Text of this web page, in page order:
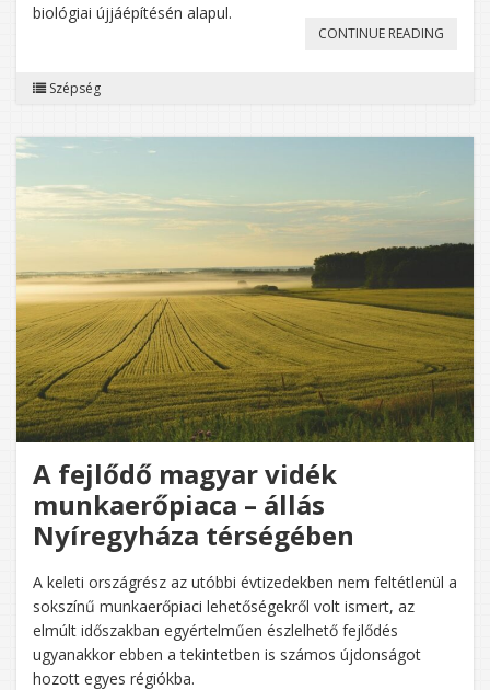
biológiai újjáépítésén alapul.
CONTINUE READING
Szépség
A fejlődő magyar vidék
munkaerőpiaca – állás
Nyíregyháza térségében
A keleti országrész az utóbbi évtizedekben nem feltétlenül a
sokszínű munkaerőpiaci lehetőségekről volt ismert, az
elmúlt időszakban egyértelműen észlelhető fejlődés
ugyanakkor ebben a tekintetben is számos újdonságot
hozott egyes régiókba.